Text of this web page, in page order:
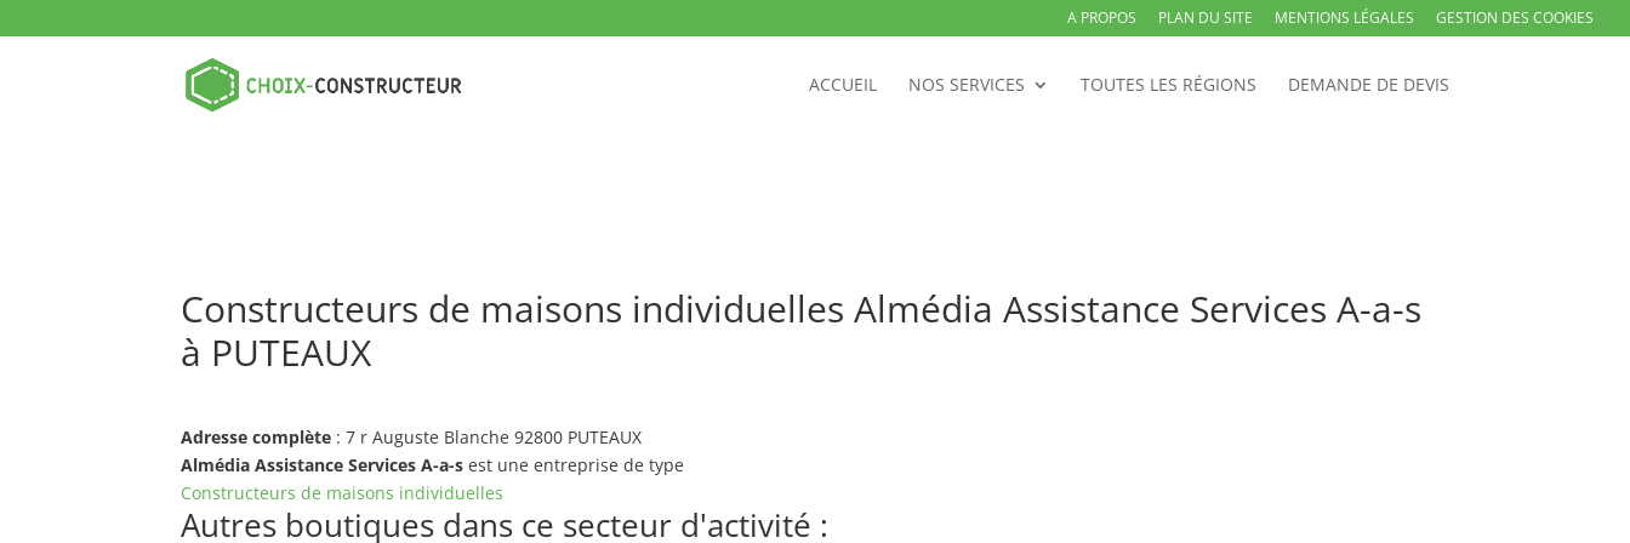
A PROPOS PLAN DU SITE MENTIONS LÉGALES GESTION DES COOKIES
ACCUEIL NOS SERVICES TOUTES LES RÉGIONS DEMANDE DE DEVIS
Constructeurs de maisons individuelles Almédia Assistance Services A-a-s
à PUTEAUX
Adresse complète : 7 r Auguste Blanche 92800 PUTEAUX
Almédia Assistance Services A-a-s est une entreprise de type
Constructeurs de maisons individuelles
Autres boutiques dans ce secteur d'activité :